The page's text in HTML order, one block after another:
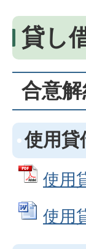
貸し
合意
使用貸
使用
使用